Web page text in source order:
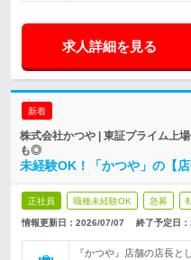
求人詳細を見る
新着
株式会社かつや | 東証プライム上
も◎
未経験OK！「かつや」の【
正社員 職種未経験OK 急募
情報更新日：2026/07/07 終了予定日：
『かつや』店舗の店長